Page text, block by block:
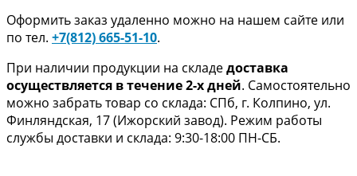
Оформить заказ удаленно можно на нашем сайте или
по тел. +7(812) 665-51-10.
При наличии продукции на складедоставка
осуществляется в течение 2-х дней. Самостоятельно
можно забрать товар со склада: СПб, г. Колпино, ул.
Финляндская, 17 (Ижорский завод). Режим работы
службы доставки и склада: 9:30-18:00 ПН-СБ.